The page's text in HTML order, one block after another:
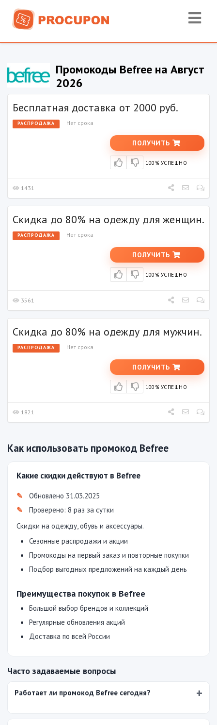
Промокоды Befree на Август
2026
Бесплатная доставка от 2000 руб.
РАСПРОДАЖА Нет срока
ПОЛУЧИТЬ
100% УСПЕШНО
1431
Скидка до 80% на одежду для женщин.
РАСПРОДАЖА Нет срока
ПОЛУЧИТЬ
100% УСПЕШНО
3561
Скидка до 80% на одежду для мужчин.
РАСПРОДАЖА Нет срока
ПОЛУЧИТЬ
100% УСПЕШНО
1821
Как использовать промокод Befree
Какие скидки действуют в Befree
Обновлено 31.03.2025
Проверено: 8 раз за сутки
Скидки на одежду, обувь и аксессуары.
Сезонные распродажи и акции
Промокоды на первый заказ и повторные покупки
Подбор выгодных предложений на каждый день
Преимущества покупок в Befree
Большой выбор брендов и коллекций
Регулярные обновления акций
Доставка по всей России
Часто задаваемые вопросы
Работает ли промокод Befree сегодня?